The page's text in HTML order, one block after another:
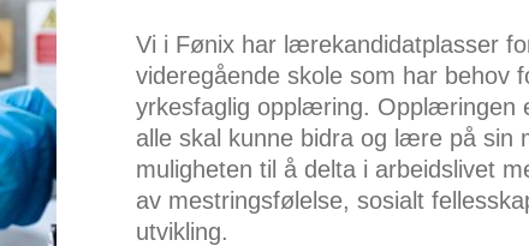
Vi i Fønix har lærekandidatplasser
videregående skole som har behov
yrkesfaglig opplæring. Opplæringen
alle skal kunne bidra og lære på sin
muligheten til å delta i arbeidslivet
av mestringsfølelse, sosialt
utvikling.